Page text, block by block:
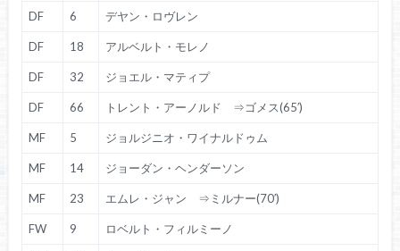
DF 6 デヤン・ロヴレン
DF 18 アルベルト・モレノ
DF 32 ジョエル・マティプ
DF 66 トレント・アーノルド ⇒ゴメス(65′)
MF 5 ジョルジニオ・ワイナルドゥム
MF 14 ジョーダン・ヘンダーソン
MF 23 エムレ・ジャン ⇒ミルナー(70′)
FW 9 ロベルト・フィルミーノ